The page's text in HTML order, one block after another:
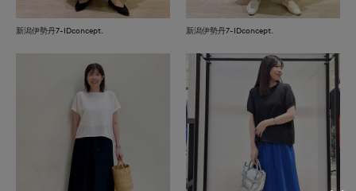
新潟伊勢丹7-IDconcept. 新潟伊勢丹7-IDconcept.